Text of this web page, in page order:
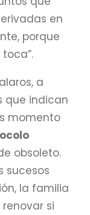
en
porque
a
que indican
momento
obsoleto.
sucesos
la familia
si